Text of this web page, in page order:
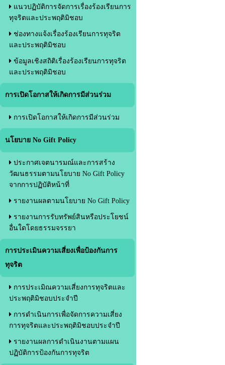
แนวปฏิบัติการจัดการเรื่องร้องเรียนการ
ทุจริตและประพฤติมิชอบ
ช่องทางแจ้งเรื่องร้องเรียนการทุจริต
และประพฤติมิชอบ
ข้อมูลเชิงสถิติเรื่องร้องเรียนการทุจริต
และประพฤติมิชอบ
การเปิดโอกาสให้เกิดการมีส่วนร่วม
การเปิดโอกาสให้เกิดการมีส่วนร่วม
นโยบาย No Gift Policy
ประกาศเจตนารมณ์และการสร้าง
วัฒนธรรมตามนโยบาย No Gift Policy
จากการปฏิบัติหน้าที่
รายงานผลตามนโยบาย No Gift Policy
รายงานการรับทรัพย์สินหรือประโยชน์
อื่นใดโดยธรรมจรรยา
การประเมินความเสี่ยงเพื่อป้องกันการ
ทุจริต
การประเมิณความเสี่ยงการทุจริตและ
ประพฤติมิชอบประจำปี
การดำเนินการเพื่อจัดการความเสี่ยง
การทุจริตและประพฤติมิชอบประจำปี
รายงานผลการดำเนินงานตามแผน
ปฏิบัติการป้องกันการทุจริต